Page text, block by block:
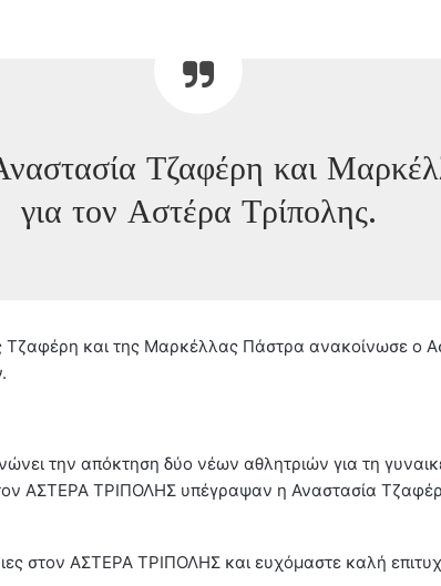
Τζαφέρη και
για τον Αστέρα Τρίπολης.
και της Μαρκέλλας Πάστρα ανακοίνωσε ο
την απόκτηση δύο νέων αθλητριών για τη
ΑΣΤΕΡΑ ΤΡΙΠΟΛΗΣ υπέγραψαν η Αναστασία
στον ΑΣΤΕΡΑ ΤΡΙΠΟΛΗΣ και ευχόμαστε καλή